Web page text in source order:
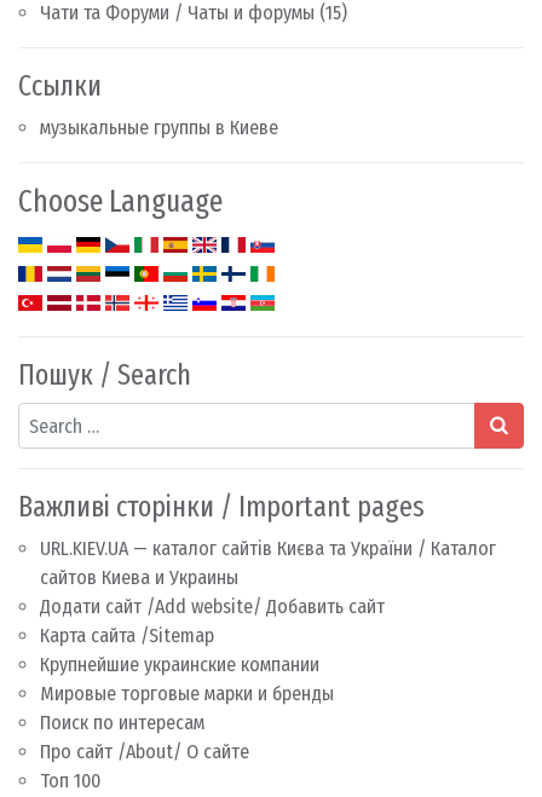
Чати та Форуми / Чаты и форумы (15)
Ссылки
музыкальные группы в Киеве
Choose Language
Пошук / Search
Search
Важливі сторінки / Important pages
URL.KIEV.UA — каталог сайтів Києва та України / Каталог
сайтов Киева и Украины
Додати сайт /Add website/ Добавить сайт
Карта сайта /Sitemap
Крупнейшие украинские компании
Мировые торговые марки и бренды
Поиск по интересам
Про сайт /About/ О сайте
Топ 100